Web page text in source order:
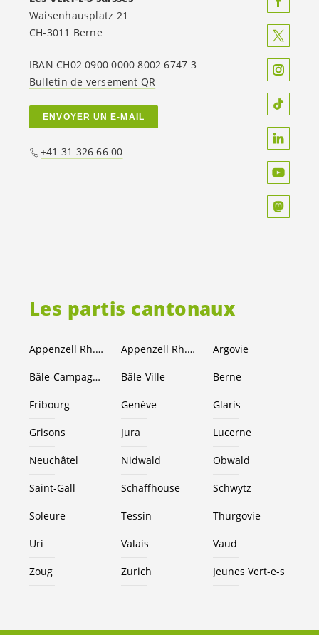
Les partis cantonaux
Appenzell Rh.-Ext. Appenzell Rh.-I. Argovie
Bâle-Campagne Bâle-Ville Berne
Fribourg Genève Glaris
Grisons Jura Lucerne
Neuchâtel Nidwald Obwald
Saint-Gall Schaffhouse Schwytz
Soleure Tessin Thurgovie
Uri Valais Vaud
Zoug Zurich Jeunes Vert-e-s
Waisenhausplatz 21
CH-3011 Berne
IBAN CH02 0900 0000 8002 6747 3
Bulletin de versement QR
ENVOYER UN E-MAIL
+41 31 326 66 00